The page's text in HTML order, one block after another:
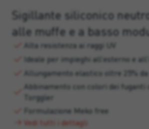
Sigillante siliconico
alle muffe e a basso
Alta resistenza ai raggi UV
Ideale per impieghi all’esterno e
Allungamento elastico oltre 25% da -
Abbinamento con colori dei fuganti
Torggler
Formulazione Meko free
Vedi tutti i dettagli